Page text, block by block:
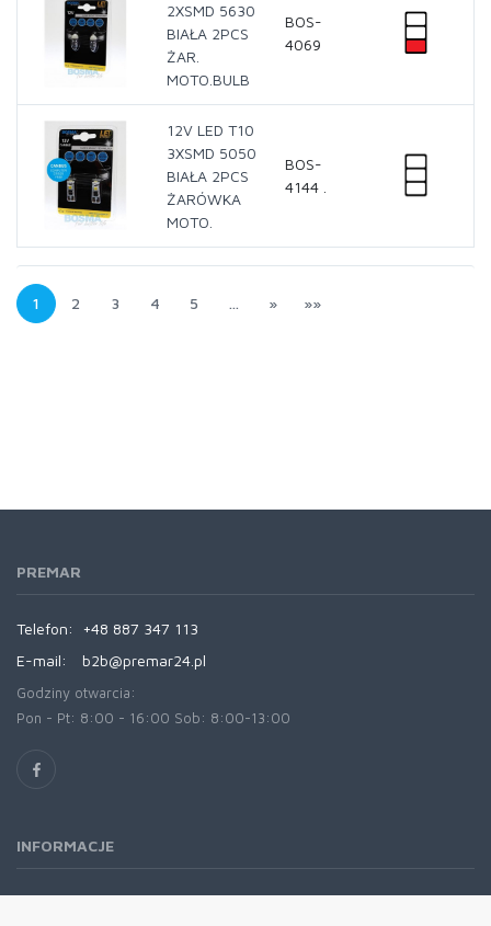
2XSMD 5630
BIAŁA 2PCS
ŻAR.
MOTO.BULB
BOS-
4069
12V LED T10
3XSMD 5050
BIAŁA 2PCS
ŻARÓWKA
MOTO.
BOS-
4144 .
1 2 3 4 5 … » »»
PREMAR
Telefon:
+48 887 347 113
E-mail:
b2b@premar24.pl
Godziny otwarcia:
Pon - Pt: 8:00 - 16:00 Sob: 8:00-13:00
INFORMACJE